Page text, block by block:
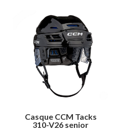
Casque CCM Tacks
310-V26 senior